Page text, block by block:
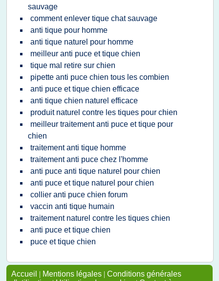
sauvage
comment enlever tique chat sauvage
anti tique pour homme
anti tique naturel pour homme
meilleur anti puce et tique chien
tique mal retire sur chien
pipette anti puce chien tous les combien
anti puce et tique chien efficace
anti tique chien naturel efficace
produit naturel contre les tiques pour chien
meilleur traitement anti puce et tique pour
chien
traitement anti tique homme
traitement anti puce chez l'homme
anti puce anti tique naturel pour chien
anti puce et tique naturel pour chien
collier anti puce chien forum
vaccin anti tique humain
traitement naturel contre les tiques chien
anti puce et tique chien
puce et tique chien
Accueil | Mentions légales | Conditions générales